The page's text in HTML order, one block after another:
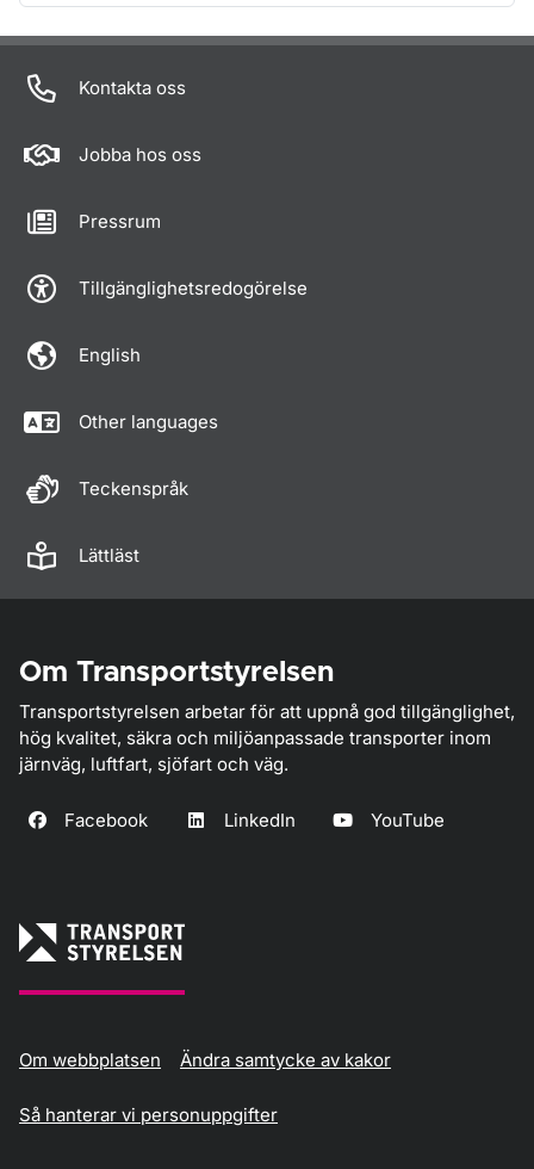
Om sidan
Kontakta oss
Jobba hos oss
Pressrum
Tillgänglighetsredogörelse
English
Other languages
Teckenspråk
Lättläst
Om Transportstyrelsen
Transportstyrelsen arbetar för att uppnå god tillgänglighet,
hög kvalitet, säkra och miljöanpassade transporter inom
järnväg, luftfart, sjöfart och väg.
Facebook LinkedIn YouTube
Om webbplatsen Ändra samtycke av kakor
Så hanterar vi personuppgifter